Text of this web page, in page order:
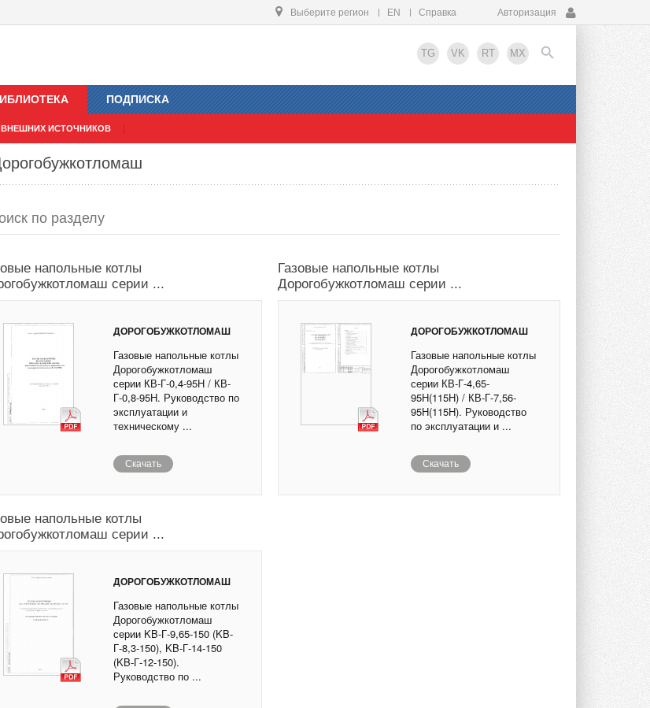
Выберите регион EN Справка Авторизация
TG VK RT MX
ВНЕШНИХ ИСТОЧНИКОВ
ПОДПИСКА
напольные котлы
серии ...
ДОРОГОБУЖКОТЛОМАШ
Газовые напольные котлы
Дорогобужкотломаш
серии КВ-Г-0,4-95Н / КВ-
Г-0,8-95Н. Руководство по
эксплуатации и
техническому ...
Скачать
Газовые напольные котлы
Дорогобужкотломаш серии ...
ДОРОГОБУЖКОТЛОМАШ
Газовые напольные котлы
Дорогобужкотломаш
серии КВ-Г-4,65-
95Н(115Н) / КВ-Г-7,56-
95Н(115H). Руководство
по эксплуатации и ...
Скачать
напольные котлы
серии ...
ДОРОГОБУЖКОТЛОМАШ
Газовые напольные котлы
Дорогобужкотломаш
серии KB-Г-9,65-150 (KB-
Г-8,3-150), KB-Г-14-150
(KB-Г-12-150).
Руководство по ...